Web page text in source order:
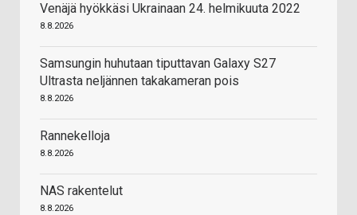
Venäjä hyökkäsi Ukrainaan 24. helmikuuta 2022
8.8.2026
Samsungin huhutaan tiputtavan Galaxy S27
Ultrasta neljännen takakameran pois
8.8.2026
Rannekelloja
8.8.2026
NAS rakentelut
8.8.2026